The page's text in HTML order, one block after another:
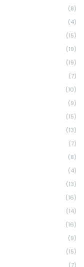
(8)
(4)
(15)
(19)
(19)
(7)
(10)
(9)
(15)
(13)
(7)
(8)
(4)
(13)
(16)
(14)
(16)
(9)
(15)
(7)